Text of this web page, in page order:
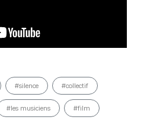
#silence #collectif
#les musiciens #film